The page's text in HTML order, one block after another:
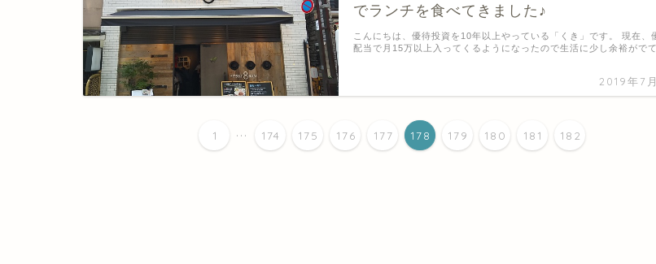
でランチを食べてきました♪
2019年7
こんにちは、優待投資を10年以上やっている「くき」です。 現在、
配当で月15万以上入ってくるようになったので生活に少し余裕がで
1 ... 174 175 176 177 178 179 180 181 182